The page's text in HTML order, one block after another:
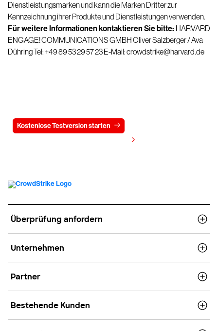
Dienstleistungsmarken und kann die Marken Dritter zur
Kennzeichnung ihrer Produkte und Dienstleistungen verwenden.
Für weitere Informationen kontaktieren Sie bitte: HARVARD
ENGAGE! COMMUNICATIONS GMBHOliver Salzberger / Ava
DühringTel: +49 89 53 29 57 23E-Mail:crowdstrike@harvard.de
Kostenlose Testversion starten
Überprüfung anfordern
Unternehmen
Partner
Bestehende Kunden